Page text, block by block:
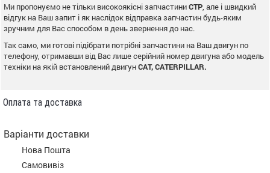
Ми пропонуємо не тільки високоякісні запчастиниCTP , але і швидкий
відгук на Ваш запит і як наслідок відправка запчастин будь-яким
зручним для Вас способом в день звернення до нас.
Так само, ми готові підібрати потрібні запчастини на Ваш двигун по
телефону, отримавши від Вас лише серійний номер двигуна або модель
техніки на якій встановлений двигунCAT, CATERPILLAR.
Оплата та доставка
Варіанти доставки
Нова Пошта
Самовивіз